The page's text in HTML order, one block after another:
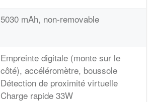
5030 mAh, non-removable
Empreinte digitale (monte sur le
côté), accéléromètre, boussole
Détection de proximité virtuelle
Charge rapide 33W